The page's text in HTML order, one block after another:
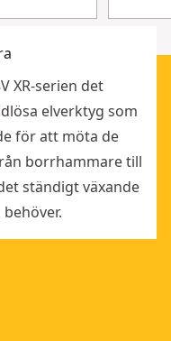
XR-serien det
elverktyg som
för att möta de
borrhammare till
ständigt växande